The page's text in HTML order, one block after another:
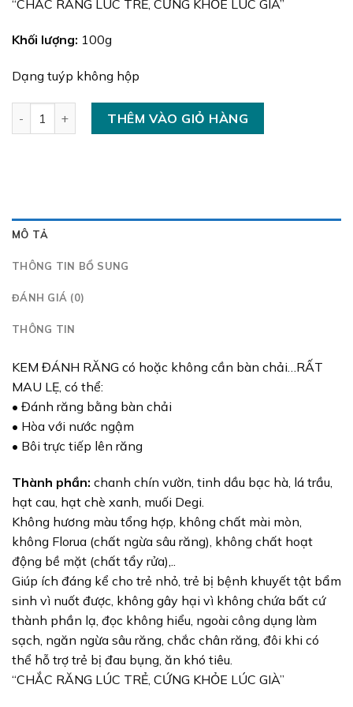
“CHẮC RĂNG LÚC TRẺ, CỨNG KHỎE LÚC GIÀ”
Khối lượng: 100g
Dạng tuýp không hộp
Kem Đánh Răng tinh chất chanh (Người lớn) số lượng
THÊM VÀO GIỎ HÀNG
MÔ TẢ
THÔNG TIN BỔ SUNG
ĐÁNH GIÁ (0)
THÔNG TIN
KEM ĐÁNH RĂNG có hoặc không cần bàn chải…RẤT
MAU LẸ, có thể:
• Đánh răng bằng bàn chải
• Hòa với nước ngậm
• Bôi trực tiếp lên răng
Thành phần: chanh chín vườn, tinh dầu bạc hà, lá trầu,
hạt cau, hạt chè xanh, muối Degi.
Không hương màu tổng hợp, không chất mài mòn,
không Florua (chất ngừa sâu răng), không chất hoạt
động bề mặt (chất tẩy rửa),..
Giúp ích đáng kể cho trẻ nhỏ, trẻ bị bệnh khuyết tật bẩm
sinh vì nuốt được, không gây hại vì không chứa bất cứ
thành phần lạ, đọc không hiểu, ngoài công dụng làm
sạch, ngăn ngừa sâu răng, chắc chân răng, đôi khi có
thể hỗ trợ trẻ bị đau bụng, ăn khó tiêu.
“CHẮC RĂNG LÚC TRẺ, CỨNG KHỎE LÚC GIÀ”